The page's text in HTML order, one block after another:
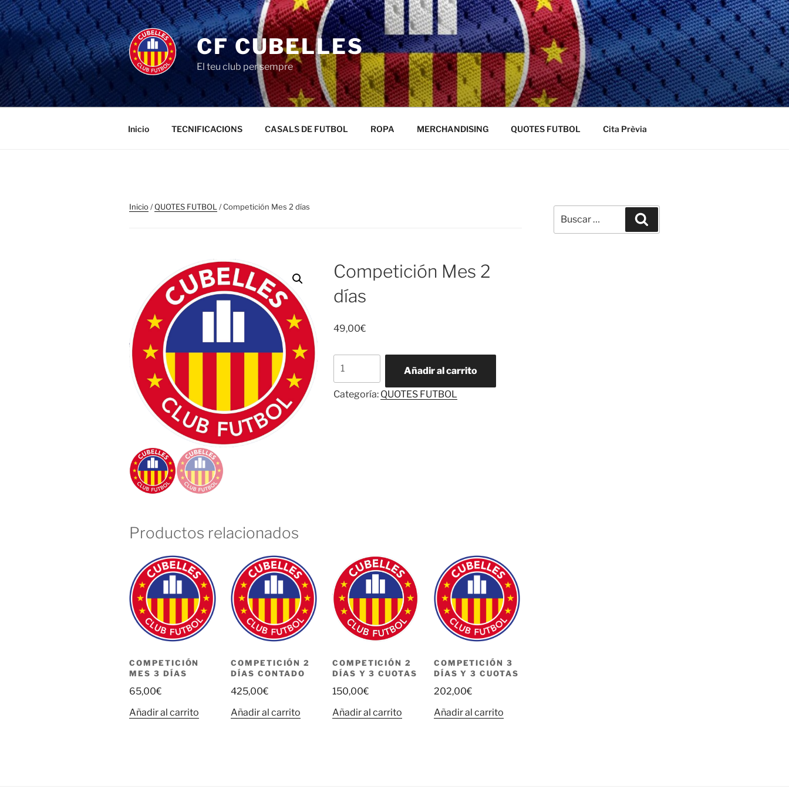
Saltar
al
contenido
CF CUBELLES
El teu club per sempre
Inicio TECNIFICACIONS CASALS DE FUTBOL ROPA MERCHANDISING QUOTES FUTBOL Cita Prèvia
Inicio/QUOTES FUTBOL / Competición Mes 2 días
Competición Mes 2
días
49,00€
Mes
2
Añadir al carrito
Categoría: QUOTES FUTBOL
Productos relacionados
COMPETICIÓN
MES 3 DÍAS
65,00€
Añadir al carrito
COMPETICIÓN 2
DÍAS CONTADO
425,00€
Añadir al carrito
COMPETICIÓN 2
DÍAS Y 3 CUOTAS
150,00€
Añadir al carrito
COMPETICIÓN 3
DÍAS Y 3 CUOTAS
202,00€
Añadir al carrito
por: